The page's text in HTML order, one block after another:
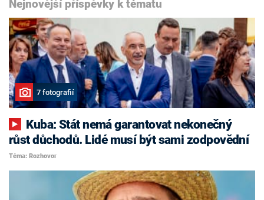
Nejnovější příspěvky k tématu
7 fotografií
růst důchodů. Lidé musí být sami zodpovědní
Téma: Rozhovor